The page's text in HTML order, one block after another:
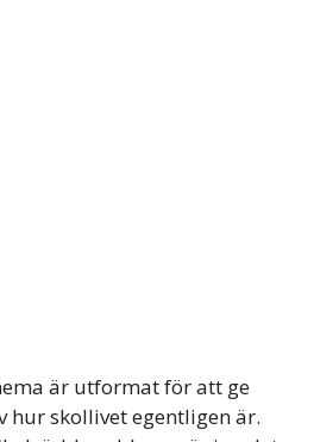
är utformat för att ge
hur skollivet egentligen är.